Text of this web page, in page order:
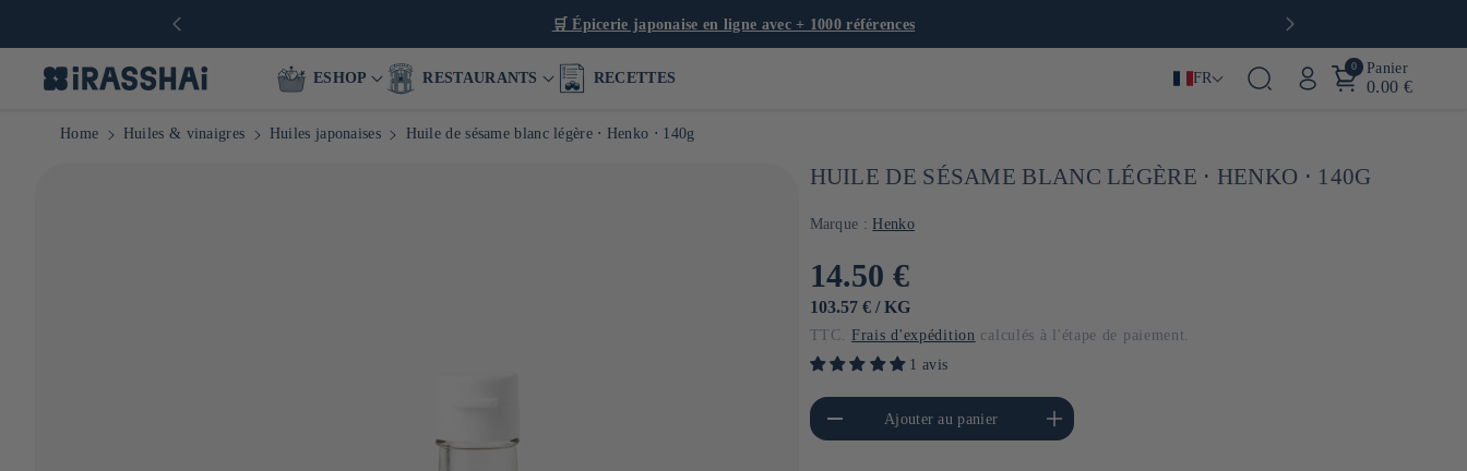
Livraison offerte dès 50€* en France & dès 90€ en Europe
ESHOP RESTAURANTS RECETTES FR
0 Panier
0.00 €
Home Huiles & vinaigres Huiles japonaises Huile de sésame blanc légère ⋅ Henko ⋅ 140g
HUILE DE SÉSAME BLANC LÉGÈRE ⋅ HENKO ⋅ 140G
Marque : Henko
Prix
habituel
14.50 €
PRIX
103.57 € / PAR
KG
TTC. Frais d'expédition calculés à l'étape de paiement.
1 avis
Réduire la quantité de Default
Title
Ajouter au panier
Augmenter la quantité de
Default Title